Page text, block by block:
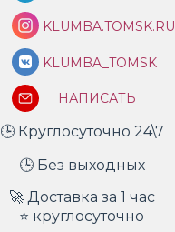
KLUMBA.TOMSK.RU
KLUMBA_TOMSK
НАПИСАТЬ
🕒 Круглосуточно 24\7
🕒 Без выходных
🚀 Доставка за 1 час
⭐ круглосуточно